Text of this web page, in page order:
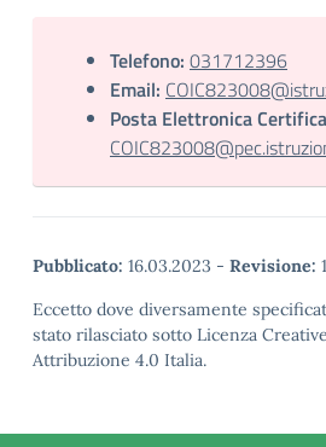
Telefono: 031712396
Email:
Posta Elettronica
Pubblicato: 16.03.2023 - Revisione:
Eccetto dove diversamente
stato rilasciato sotto Licenza
Attribuzione 4.0 Italia.